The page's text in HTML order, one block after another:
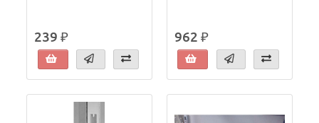
239 ₽ 962 ₽